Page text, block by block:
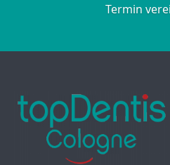
Termin